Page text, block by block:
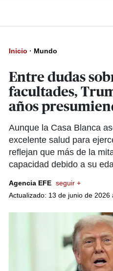
Inicio · Mundo
Entre dudas
facultades,
años
Aunque la Casa Blanca
excelente salud para
reflejan que más de la
capacidad debido a su
Agencia EFE seguir +
Actualizado: 13 de junio de 2026